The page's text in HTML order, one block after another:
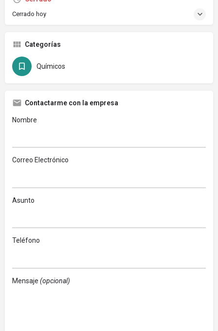
Cerrado hoy
Categorías
Químicos
Contactarme con la empresa
Nombre
Correo Electrónico
Asunto
Teléfono
Mensaje (opcional)